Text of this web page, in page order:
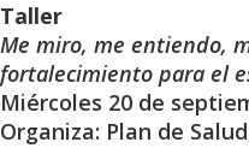
Taller
Me miro, me entiendo,
fortalecimiento para el
Miércoles 20 de
Organiza: Plan de